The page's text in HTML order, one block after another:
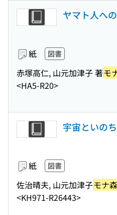
ヤマト人へ
紙 図書
赤塚高仁, 山元加津子 著モ
<HA5-R20>
宇宙といの
紙 図書
佐治晴夫, 山元加津子モナ
<KH971-R26443>